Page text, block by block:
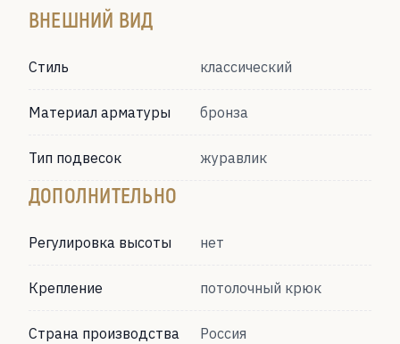
ВНЕШНИЙ ВИД
Стиль классический
Материал арматуры бронза
Тип подвесок журавлик
ДОПОЛНИТЕЛЬНО
Регулировка высоты нет
Крепление потолочный крюк
Страна производства Россия